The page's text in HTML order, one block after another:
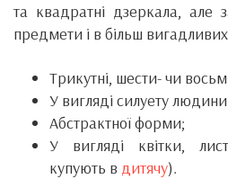
та квадратні дзеркала, але
предмети і в більш
Трикутні, шести- чи
У вигляді силуету
Абстрактної форми;
У вигляді квітки,
купують в дитячу).